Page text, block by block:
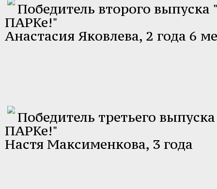
Победитель второго
ПАРКе!"
Анастасия Яковлева, 2 года 6
Победитель третьего
ПАРКе!"
Настя Максименкова, 3 года